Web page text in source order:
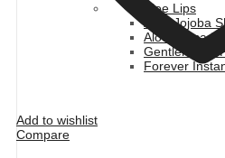
Aloe Lips
Aloe-Jojoba
Aloe
Gentleman's
Forever
Add to wishlist
Compare